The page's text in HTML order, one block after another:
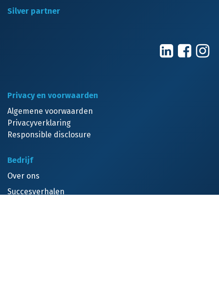
gebaseerd op 19 Google-reviews
Adres
Lage Landstraat 8
Nederland
0413 - 74 74 74
KVK: 65345614